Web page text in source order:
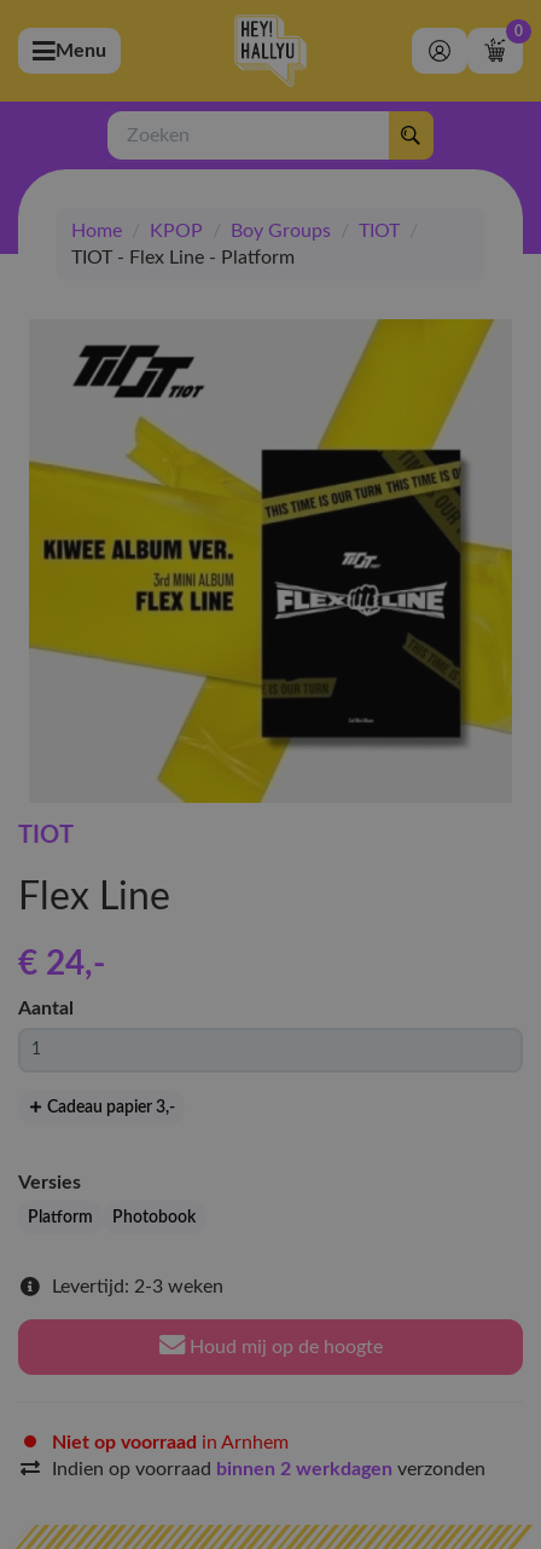
(Artiesten)
(Merchandise)
(Exclusive)
(Winkel)
Menu
0
Zoeken
Home / KPOP / Boy Groups / TIOT
/
TIOT - Flex Line - Platform
TIOT
Flex Line
€ 24,-
Aantal
Cadeau papier 3,-
Versies
Platform Photobook
Levertijd: 2-3 weken
Houd mij op de hoogte
Niet op voorraad in Arnhem
Indien op voorraad binnen 2 werkdagen verzonden